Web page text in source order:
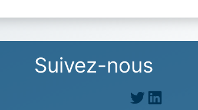
Suivez-nous
TwitterLinkedIn